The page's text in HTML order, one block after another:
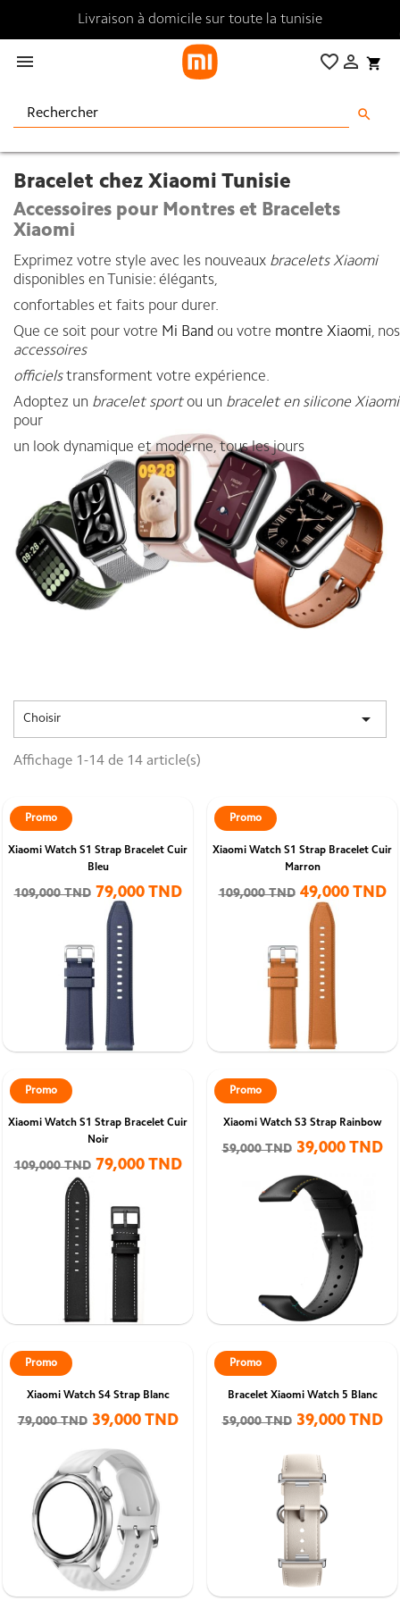
Livraison à domicile sur toute la tunisie
 shopping_cart

favorite_border
search
Bracelet chez Xiaomi Tunisie
Accessoires pour Montres et Bracelets
Xiaomi
Exprimez votre style avec les nouveaux bracelets Xiaomi
disponibles en Tunisie: élégants,
confortables et faits pour durer.
Que ce soit pour votre Mi Band ou votre montre Xiaomi, nos
accessoires
officielstransforment votre expérience.
Adoptez un bracelet sportou un bracelet en siliconeXiaomi
pour
un look dynamique et moderne, tous les jours
Choisir 
Affichage 1-14 de 14 article(s)
Xiaomi Watch S1 Strap Bracelet Cuir
Bleu
109,000 TND 79,000 TND
Promo
Xiaomi Watch S1 Strap Bracelet Cuir
Marron
109,000 TND 49,000 TND
Promo
Xiaomi Watch S1 Strap Bracelet Cuir
Noir
109,000 TND 79,000 TND
Promo
Xiaomi Watch S3 Strap Rainbow
59,000 TND 39,000 TND
Promo
Xiaomi Watch S4 Strap Blanc
79,000 TND 39,000 TND
Promo
Bracelet Xiaomi Watch 5 Blanc
59,000 TND 39,000 TND
Promo